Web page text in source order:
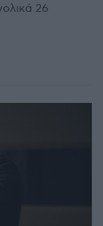
26